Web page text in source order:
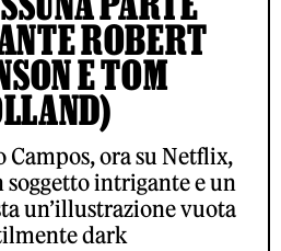
ROBERT
E TOM
ora su Netflix,
intrigante e un
un’illustrazione vuota
dark